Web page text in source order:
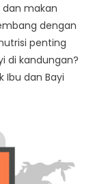
dan makan
dengan
penting
di kandungan?
Ibu dan Bayi